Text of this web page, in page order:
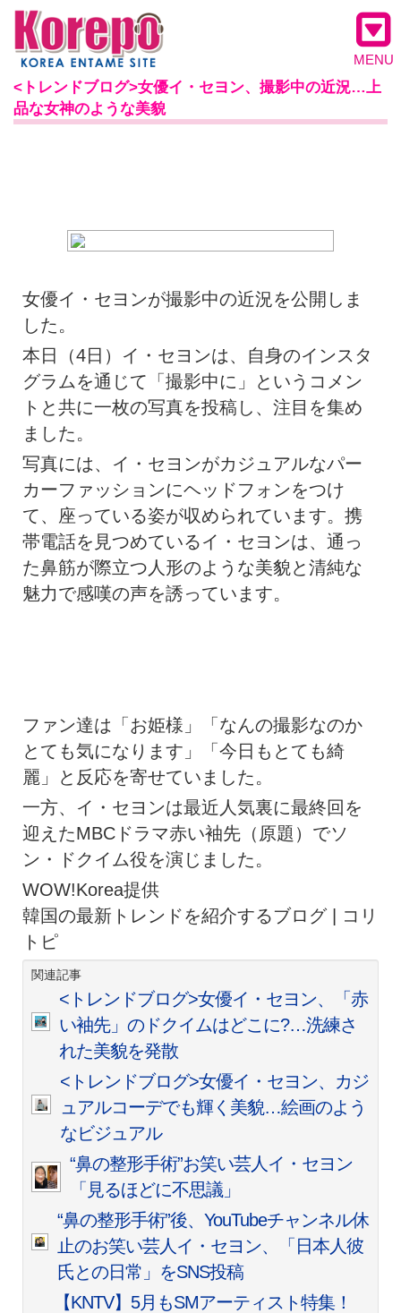
MENU
<トレンドブログ>女優イ・セヨン、撮影中の近況…上
品な女神のような美貌
女優イ・セヨンが撮影中の近況を公開しま
した。
本日（4日）イ・セヨンは、自身のインスタ
グラムを通じて「撮影中に」というコメン
トと共に一枚の写真を投稿し、注目を集め
ました。
写真には、イ・セヨンがカジュアルなパー
カーファッションにヘッドフォンをつけ
て、座っている姿が収められています。携
帯電話を見つめているイ・セヨンは、通っ
た鼻筋が際立つ人形のような美貌と清純な
魅力で感嘆の声を誘っています。
ファン達は「お姫様」「なんの撮影なのか
とても気になります」「今日もとても綺
麗」と反応を寄せていました。
一方、イ・セヨンは最近人気裏に最終回を
迎えたMBCドラマ赤い袖先（原題）でソ
ン・ドクイム役を演じました。
WOW!Korea提供
韓国の最新トレンドを紹介するブログ | コリ
トピ
関連記事
<トレンドブログ>女優イ・セヨン、「赤
い袖先」のドクイムはどこに?…洗練さ
れた美貌を発散
<トレンドブログ>女優イ・セヨン、カジ
ュアルコーデでも輝く美貌…絵画のよう
なビジュアル
“鼻の整形手術”お笑い芸人イ・セヨン
「見るほどに不思議」
“鼻の整形手術”後、YouTubeチャンネル休
止のお笑い芸人イ・セヨン、「日本人彼
氏との日常」をSNS投稿
【KNTV】5月もSMアーティスト特集！